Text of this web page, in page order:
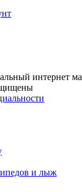
интернет
и лыж